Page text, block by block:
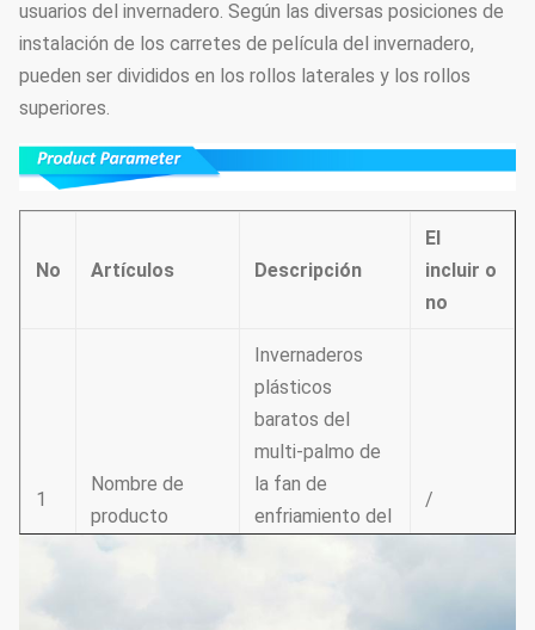
usuarios del invernadero. Según las diversas posiciones de
instalación de los carretes de película del invernadero,
pueden ser divididos en los rollos laterales y los rollos
superiores.
No Artículos Descripción
El
incluir o
no
1
Nombre de
producto
Invernaderos
plásticos
baratos del
multi-palmo de
la fan de
enfriamiento del
/